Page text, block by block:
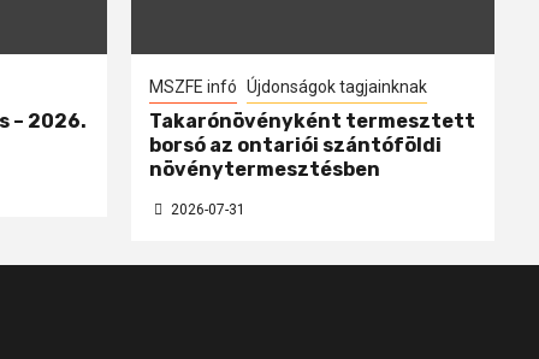
– 2026.
MSZFE infó Újdonságok tagjainknak
Takarónövényként termesztett
borsó az ontariói szántóföldi
növénytermesztésben
2026-07-31